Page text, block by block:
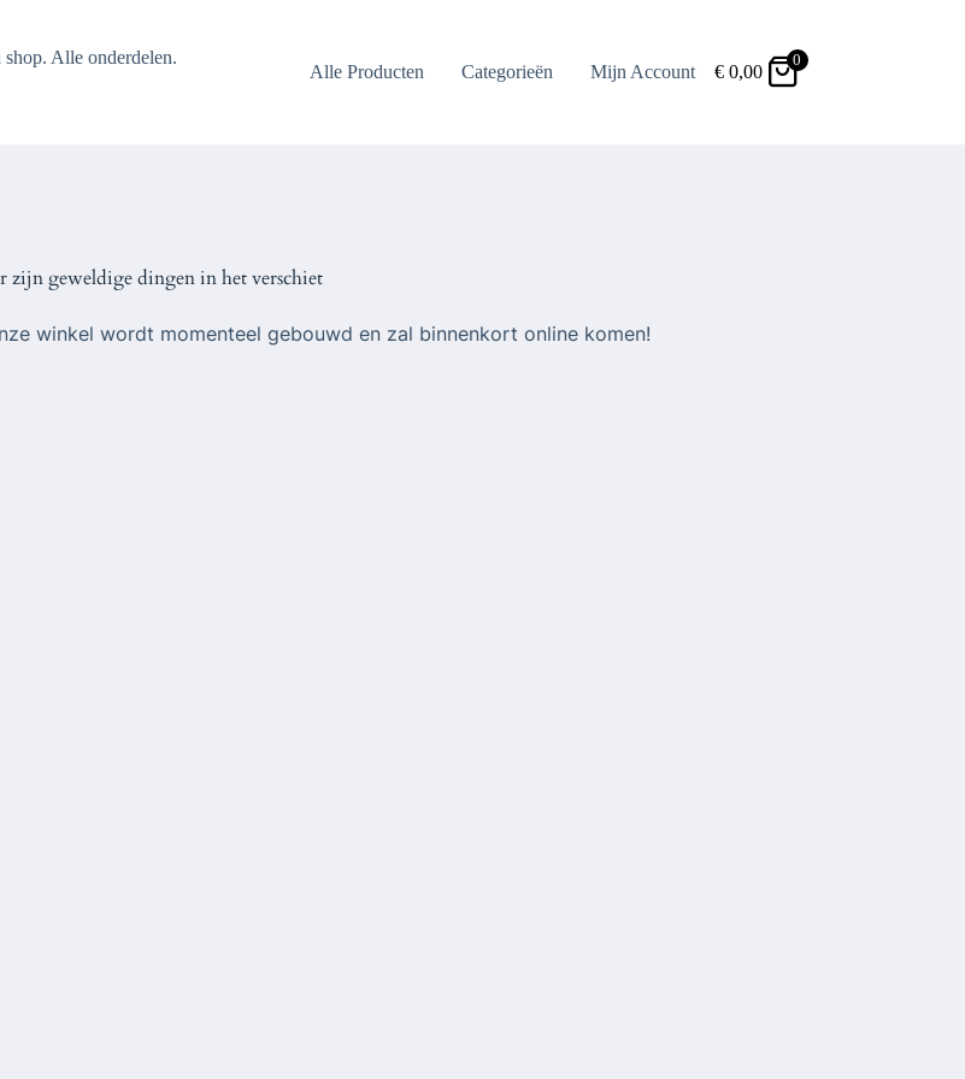
shop. Alle onderdelen.
Alle Producten Categorieën Mijn Account €0,00
0
zijn geweldige dingen in het verschiet
winkel wordt momenteel gebouwd en zal binnenkort online komen!